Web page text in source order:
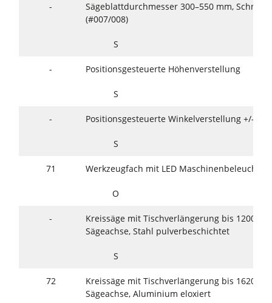
-
Sägeblattdurchmesser 300–550 mm,
(#007/008)
S
- Positionsgesteuerte Höhenverstellung
S
- Positionsgesteuerte Winkelverstellung +/–46°
S
71 Werkzeugfach mit LED
O
-
Kreissäge mit Tischverlängerung bis 1200
Sägeachse, Stahl pulverbeschichtet
S
72
Kreissäge mit Tischverlängerung bis 1620
Sägeachse, Aluminium eloxiert